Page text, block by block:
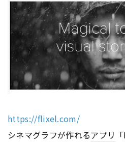
https://flixel.com/
シネマグラフが作れるアプリ